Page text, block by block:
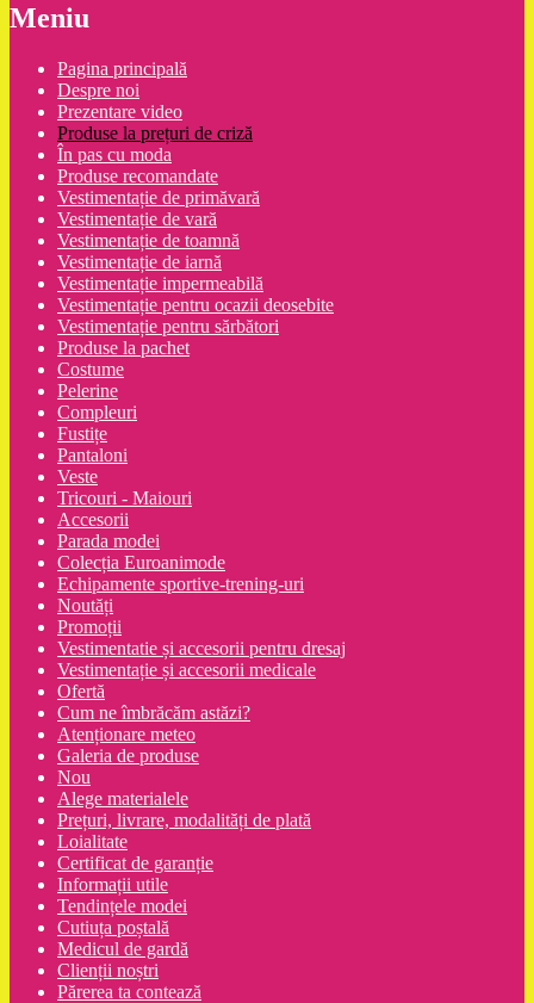
Meniu
Pagina principală
Despre noi
Prezentare video
Produse la prețuri de criză
În pas cu moda
Produse recomandate
Vestimentație de primăvară
Vestimentație de vară
Vestimentație de toamnă
Vestimentație de iarnă
Vestimentație impermeabilă
Vestimentație pentru ocazii deosebite
Vestimentație pentru sărbători
Produse la pachet
Costume
Pelerine
Compleuri
Fustițe
Pantaloni
Veste
Tricouri - Maiouri
Accesorii
Parada modei
Colecția Euroanimode
Echipamente sportive-trening-uri
Noutăți
Promoții
Vestimentatie și accesorii pentru dresaj
Vestimentație și accesorii medicale
Ofertă
Cum ne îmbrăcăm astăzi?
Atenționare meteo
Galeria de produse
Nou
Alege materialele
Prețuri, livrare, modalități de plată
Loialitate
Certificat de garanție
Informații utile
Tendințele modei
Cutiuța poștală
Medicul de gardă
Clienții noștri
Părerea ta contează